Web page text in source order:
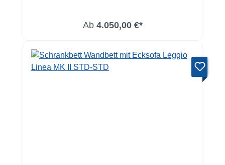
Ab 4.050,00 €*